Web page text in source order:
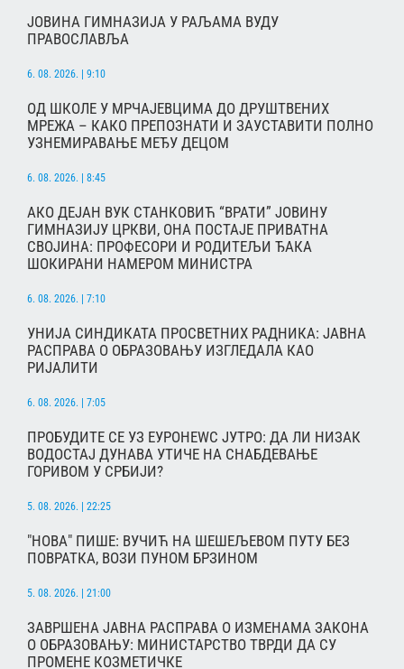
ЈОВИНА ГИМНАЗИЈА У РАЉАМА ВУДУ
ПРАВОСЛАВЉА
6. 08. 2026. | 9:10
ОД ШКОЛЕ У МРЧАЈЕВЦИМА ДО ДРУШТВЕНИХ
МРЕЖА – КАКО ПРЕПОЗНАТИ И ЗАУСТАВИТИ ПОЛНО
УЗНЕМИРАВАЊЕ МЕЂУ ДЕЦОМ
6. 08. 2026. | 8:45
АКО ДЕЈАН ВУК СТАНКОВИЋ “ВРАТИ” ЈОВИНУ
ГИМНАЗИЈУ ЦРКВИ, ОНА ПОСТАЈЕ ПРИВАТНА
СВОЈИНА: ПРОФЕСОРИ И РОДИТЕЉИ ЂАКА
ШОКИРАНИ НАМЕРОМ МИНИСТРА
6. 08. 2026. | 7:10
УНИЈА СИНДИКАТА ПРОСВЕТНИХ РАДНИКА: ЈАВНА
РАСПРАВА О ОБРАЗОВАЊУ ИЗГЛЕДАЛА КАО
РИЈАЛИТИ
6. 08. 2026. | 7:05
ПРОБУДИТЕ СЕ УЗ ЕУРОНЕWС ЈУТРО: ДА ЛИ НИЗАК
ВОДОСТАЈ ДУНАВА УТИЧЕ НА СНАБДЕВАЊЕ
ГОРИВОМ У СРБИЈИ?
5. 08. 2026. | 22:25
"НОВА" ПИШЕ: ВУЧИЋ НА ШЕШЕЉЕВОМ ПУТУ БЕЗ
ПОВРАТКА, ВОЗИ ПУНОМ БРЗИНОМ
5. 08. 2026. | 21:00
ЗАВРШЕНА ЈАВНА РАСПРАВА О ИЗМЕНАМА ЗАКОНА
О ОБРАЗОВАЊУ: МИНИСТАРСТВО ТВРДИ ДА СУ
ПРОМЕНЕ КОЗМЕТИЧКЕ